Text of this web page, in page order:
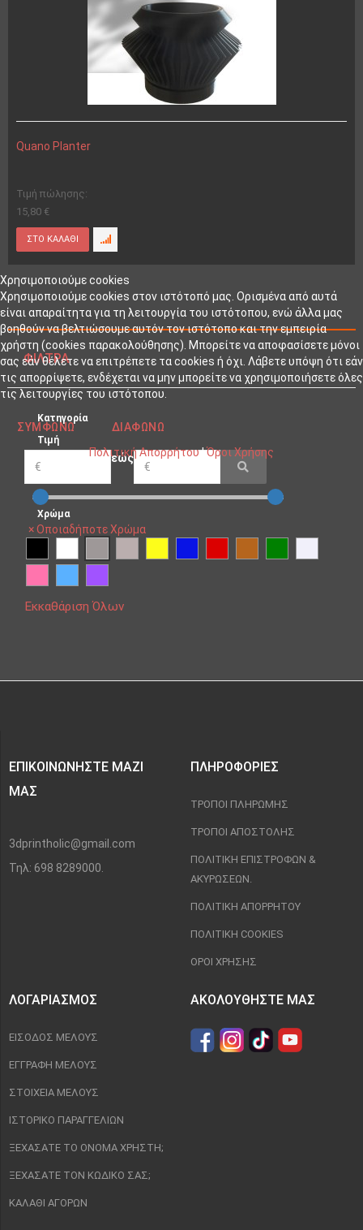
Quano Planter
Τιμή πώλησης:
15,80 €
ΦΊΛΤΡΑ
Κατηγορία
Τιμή
εώς
Χρώμα
×Οποιαδήποτε Χρώμα
Εκκαθάριση Όλων
ΕΠΙΚΟΙΝΩΝΉΣΤΕ ΜΑΖΊ
ΜΑΣ
3dprintholic@gmail.com
Τηλ: 698 8289000.
ΠΛΗΡΟΦΟΡΊΕΣ
ΤΡΌΠΟΙ ΠΛΗΡΩΜΉΣ
ΤΡΌΠΟΙ ΑΠΟΣΤΟΛΉΣ
ΠΟΛΙΤΙΚΉ ΕΠΙΣΤΡΟΦΏΝ &
ΑΚΥΡΏΣΕΩΝ.
ΠΟΛΙΤΙΚΉ ΑΠΟΡΡΉΤΟΥ
ΠΟΛΙΤΙΚΉ COOKIES
ΌΡΟΙ ΧΡΉΣΗΣ
ΛΟΓΑΡΙΑΣΜΌΣ
ΕΊΣΟΔΟΣ ΜΈΛΟΥΣ
ΕΓΓΡΑΦΉ ΜΈΛΟΥΣ
ΣΤΟΙΧΕΊΑ ΜΈΛΟΥΣ
ΙΣΤΟΡΙΚΌ ΠΑΡΑΓΓΕΛΙΏΝ
ΞΕΧΆΣΑΤΕ ΤΟ ΌΝΟΜΑ ΧΡΉΣΤΗ;
ΞΕΧΆΣΑΤΕ ΤΟΝ ΚΩΔΙΚΌ ΣΑΣ;
ΚΑΛΆΘΙ ΑΓΟΡΏΝ
ΑΚΟΛΟΥΘΉΣΤΕ ΜΑΣ
Χρησιμοποιούμε cookies
Χρησιμοποιούμε cookies στον ιστότοπό μας. Ορισμένα από αυτά
είναι απαραίτητα για τη λειτουργία του ιστότοπου, ενώ άλλα μας
βοηθούν να βελτιώσουμε αυτόν τον ιστότοπο και την εμπειρία
χρήστη (cookies παρακολούθησης). Μπορείτε να αποφασίσετε μόνοι
σας εάν θέλετε να επιτρέπετε τα cookies ή όχι. Λάβετε υπόψη ότι εάν
τις απορρίψετε, ενδέχεται να μην μπορείτε να χρησιμοποιήσετε όλες
τις λειτουργίες του ιστότοπου.
ΣΥΜΦΩΝΏ
ΔΙΑΦΩΝΏ
Πολιτική Απορρήτου|Όροι Χρήσης